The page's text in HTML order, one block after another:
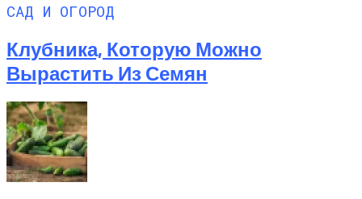
САД И ОГОРОД
Клубника, Которую Можно
Вырастить Из Семян